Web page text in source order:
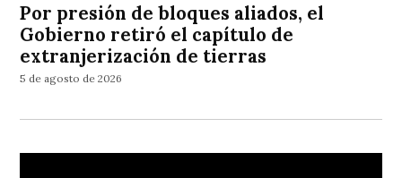
Por presión de bloques aliados, el
Gobierno retiró el capítulo de
extranjerización de tierras
5 de agosto de 2026